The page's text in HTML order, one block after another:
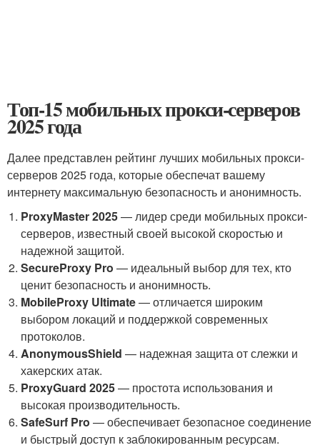
Топ-15 мобильных прокси-серверов
2025 года
Далее представлен рейтинг лучших мобильных прокси-
серверов 2025 года, которые обеспечат вашему
интернету максимальную безопасность и анонимность.
ProxyMaster 2025— лидер среди мобильных прокси-
серверов, известный своей высокой скоростью и
надежной защитой.
SecureProxy Pro — идеальный выбор для тех, кто
ценит безопасность и анонимность.
MobileProxy Ultimate— отличается широким
выбором локаций и поддержкой современных
протоколов.
AnonymousShield — надежная защита от слежки и
хакерских атак.
ProxyGuard 2025— простота использования и
высокая производительность.
SafeSurf Pro — обеспечивает безопасное соединение
и быстрый доступ к заблокированным ресурсам.